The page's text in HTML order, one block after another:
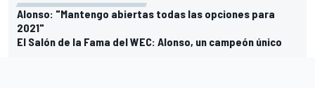
Alonso: "Mantengo abiertas todas las opciones para
2021"
El Salón de la Fama del WEC: Alonso, un campeón único